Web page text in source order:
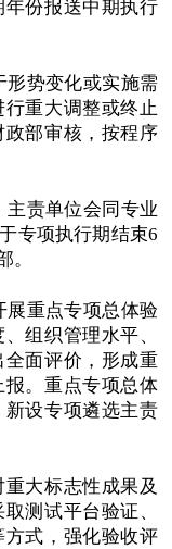
份报送中期执行
形势变化或实施需
重大调整或终止
部审核，按程序
主责单位会同专业
专项执行期结束6
。
展重点专项总体验
组织管理水平、
面评价，形成重
。重点专项总体
设专项遴选主责
大标志性成果及
测试平台验证、
式，强化验收评